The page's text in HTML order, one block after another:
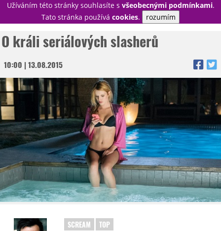
Užíváním této stránky souhlasíte s všeobecnými podmínkami.
Tato stránka používá cookies. rozumím
PŘIHLÁSIT
NOVINKY
TÉMATA
RECENZE
EPIZODY
KULT
TRAILERY
GALERIE
DISKUZE
STATISTIKY
TIRÁŽ
O králi seriálových slasherů
10:00 | 13.08.2015
SCREAM TOP